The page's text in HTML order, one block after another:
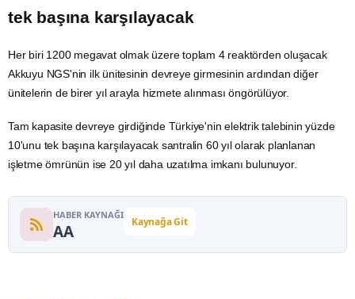
tek başına karşılayacak
Her biri 1200 megavat olmak üzere toplam 4 reaktörden oluşacak
Akkuyu NGS'nin ilk ünitesinin devreye girmesinin ardından diğer
ünitelerin de birer yıl arayla hizmete alınması öngörülüyor.
Tam kapasite devreye girdiğinde Türkiye'nin elektrik talebinin yüzde
10'unu tek başına karşılayacak santralin 60 yıl olarak planlanan
işletme ömrünün ise 20 yıl daha uzatılma imkanı bulunuyor.
HABER KAYNAĞI
AA Kaynağa Git